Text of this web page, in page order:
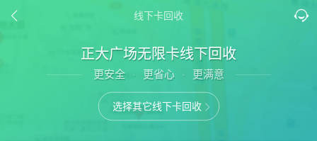
线下卡回收
正大广场无限卡线下回收
更安全 · 更省心 · 更满意
选择其它线下卡回收